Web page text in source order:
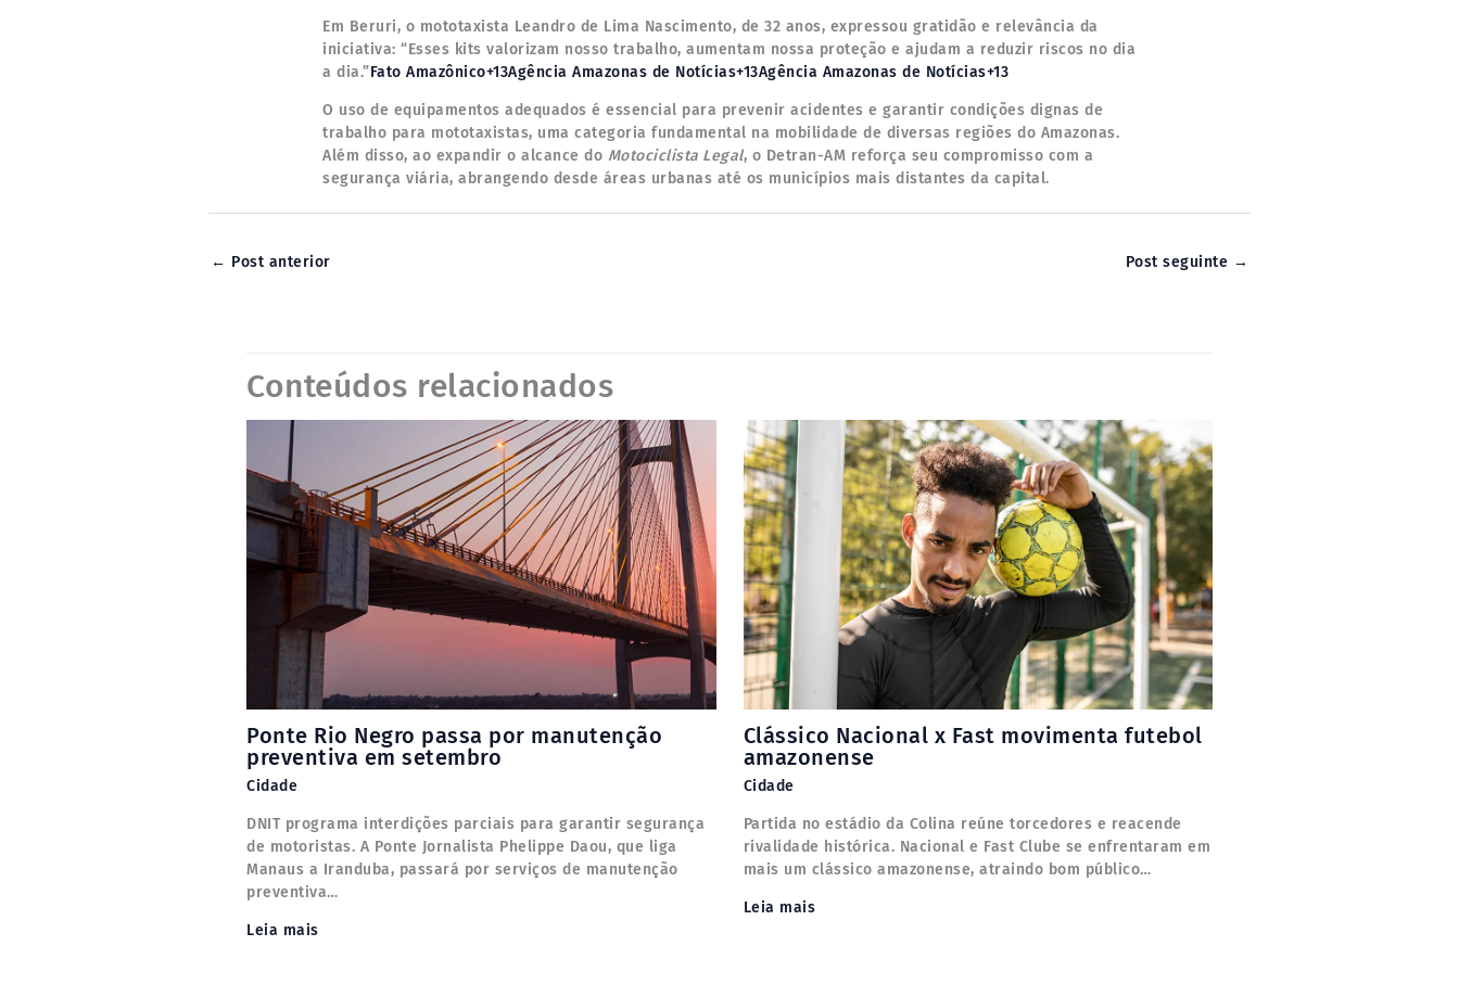
Em Beruri, o mototaxista Leandro de Lima Nascimento, de 32 anos, expressou gratidão e relevância da
iniciativa: “Esses kits valorizam nosso trabalho, aumentam nossa proteção e ajudam a reduzir riscos no dia
a dia.”Fato Amazônico+13Agência Amazonas de Notícias+13Agência Amazonas de Notícias+13
O uso de equipamentos adequados é essencial para prevenir acidentes e garantir condições dignas de
trabalho para mototaxistas, uma categoria fundamental na mobilidade de diversas regiões do Amazonas.
Além disso, ao expandir o alcance do Motociclista Legal, o Detran-AM reforça seu compromisso com a
segurança viária, abrangendo desde áreas urbanas até os municípios mais distantes da capital.
← Post anterior Post seguinte →
Conteúdos relacionados
Ponte Rio Negro passa por manutenção
preventiva em setembro
Cidade
DNIT programa interdições parciais para garantir segurança
de motoristas. A Ponte Jornalista Phelippe Daou, que liga
Manaus a Iranduba, passará por serviços de manutenção
preventiva…
Leia mais
Clássico Nacional x Fast movimenta futebol
amazonense
Cidade
Partida no estádio da Colina reúne torcedores e reacende
rivalidade histórica. Nacional e Fast Clube se enfrentaram em
mais um clássico amazonense, atraindo bom público…
Leia mais